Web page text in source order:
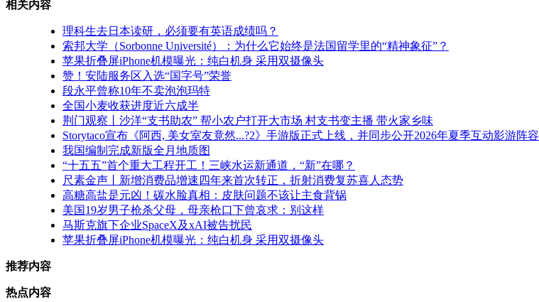
相关内容
理科生去日本读研，必须要有英语成绩吗？
索邦大学（Sorbonne Université）：为什么它始终是法国留学里的“精神象征”？
苹果折叠屏iPhone机模曝光：纯白机身 采用双摄像头
赞！安陆服务区入选“国字号”荣誉
段永平曾称10年不卖泡泡玛特
全国小麦收获进度近六成半
荆门观察丨沙洋“支书助农” 帮小农户打开大市场 村支书变主播 带火家乡味
Storytaco宣布《阿西, 美女室友竟然...?2》手游版正式上线，并同步公开2026年夏季互动影游阵容
我国编制完成新版全月地质图
“十五五”首个重大工程开工！三峡水运新通道，“新”在哪？
尺素金声丨新增消费品增速四年来首次转正，折射消费复苏喜人态势
高糖高盐是元凶！碳水脸真相：皮肤问题不该让主食背锅
美国19岁男子枪杀父母，母亲枪口下曾哀求：别这样
马斯克旗下企业SpaceX及xAI被告扰民
苹果折叠屏iPhone机模曝光：纯白机身 采用双摄像头
推荐内容
热点内容